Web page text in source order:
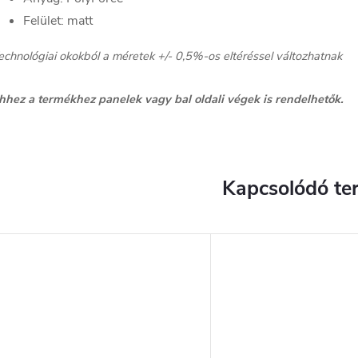
Felület: matt
okokból a méretek +/- 0,5%-os eltéréssel változhatnak
a termékhez panelek vagy bal oldali végek is rendelhetők.
Kapcsolódó